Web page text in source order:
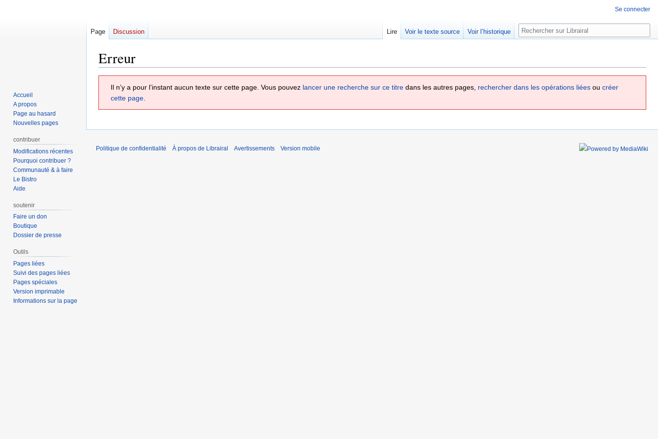
Erreur
Il n’y a pour l’instant aucun texte sur cette page. Vous pouvez lancer une recherche sur ce titre dans les autres pages, rechercher dans les opérations liées ou créer
cette page.
Se connecter
Page Discussion Lire Voir le texte source Voir l’historique Rechercher
Accueil
A propos
Page au hasard
Nouvelles pages
contribuer
Modifications récentes
Pourquoi contribuer ?
Communauté & à faire
Le Bistro
Aide
soutenir
Faire un don
Boutique
Dossier de presse
Outils
Pages liées
Suivi des pages liées
Pages spéciales
Version imprimable
Informations sur la page
Politique de confidentialité À propos de Librairal Avertissements Version mobile